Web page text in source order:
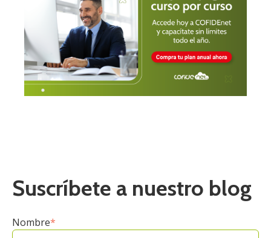
Suscríbete a nuestro blog
Nombre*